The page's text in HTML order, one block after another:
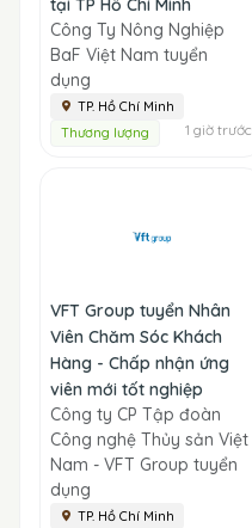
tại TP Hồ Chí Minh
Công Ty Nông Nghiệp
BaF Việt Nam tuyển
dụng
TP. Hồ Chí Minh
Thương lượng
1 giờ trước
VFT Group tuyển Nhân
Viên Chăm Sóc Khách
Hàng - Chấp nhận ứng
viên mới tốt nghiệp
Công ty CP Tập đoàn
Công nghệ Thủy sản Việt
Nam - VFT Group tuyển
dụng
TP. Hồ Chí Minh